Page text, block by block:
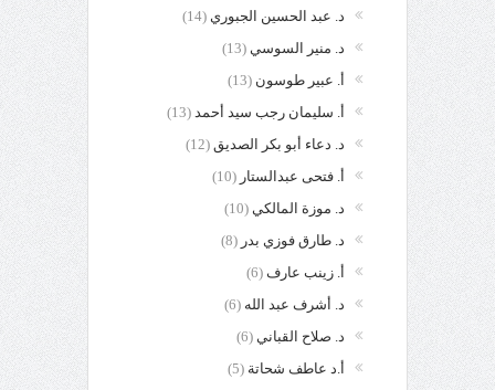
د. عبد الحسين الجبوري (14)
د. منير السوسي (13)
أ. عبير طوسون (13)
أ. سليمان رجب سيد أحمد (13)
د. دعاء أبو بكر الصديق (12)
أ. فتحى عبدالستار (10)
د. موزة المالكي (10)
د. طارق فوزي بدر (8)
أ. زينب عارف (6)
د. أشرف عبد الله (6)
د. صلاح القباني (6)
أ.د عاطف شحاتة (5)